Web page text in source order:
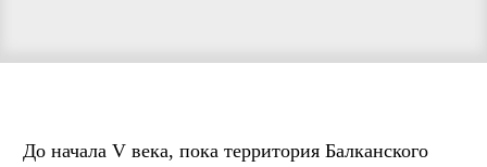
До начала V века, пока территория Балканского